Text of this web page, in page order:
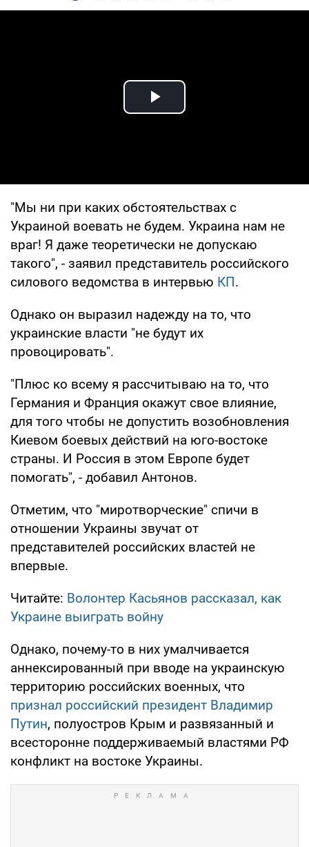
Play Video
"Мы ни при каких обстоятельствах с
Украиной воевать не будем. Украина нам не
враг! Я даже теоретически не допускаю
такого", - заявил представитель российского
силового ведомства в интервью КП.
Однако он выразил надежду на то, что
украинские власти "не будут их
провоцировать".
"Плюс ко всему я рассчитываю на то, что
Германия и Франция окажут свое влияние,
для того чтобы не допустить возобновления
Киевом боевых действий на юго-востоке
страны. И Россия в этом Европе будет
помогать", - добавил Антонов.
Отметим, что "миротворческие" спичи в
отношении Украины звучат от
представителей российских властей не
впервые.
Читайте: Волонтер Касьянов рассказал, как
Украине выиграть войну
Однако, почему-то в них умалчивается
аннексированный при вводе на украинскую
территорию российских военных, что
признал российский президент Владимир
Путин, полуостров Крым и развязанный и
всесторонне поддерживаемый властями РФ
конфликт на востоке Украины.